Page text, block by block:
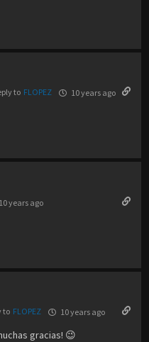
to FLOPEZ 10 years ago
10 years ago
to FLOPEZ 10 years ago
gracias! 😉